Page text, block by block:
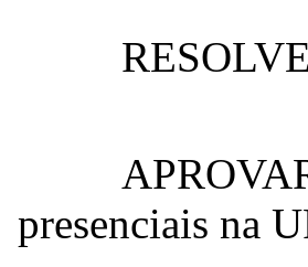
presenciais na